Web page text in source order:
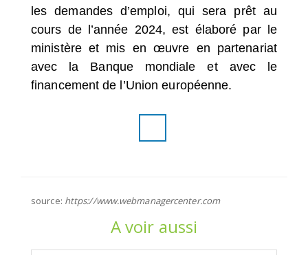
les demandes d’emploi, qui sera prêt au
cours de l’année 2024, est élaboré par le
ministère et mis en œuvre en partenariat
avec la Banque mondiale et avec le
financement de l’Union européenne.
source: https://www.webmanagercenter.com
A voir aussi